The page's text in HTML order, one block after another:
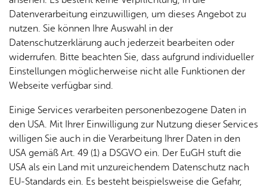
Cookie-Hinweis
Zum Laden dieser Karte wird eine Verbindung zu externen
Servern hergestellt. Diese verwenden Cookies und andere
Tracking-Technologien, um die Bedienung zu
personalisieren und zu verbessern. Weitere Informationen
finden Sie in unsererDatenschutzerklärung
Cookies akzeptieren und Karte laden
Datenverarbeitung einzuwilligen, um dieses Angebot zu
nutzen. Sie können Ihre Auswahl in der
Datenschutzerklärung auch jederzeit bearbeiten oder
widerrufen. Bitte beachten Sie, dass aufgrund individueller
Einstellungen möglicherweise nicht alle Funktionen der
Webseite verfügbar sind.
Einige Services verarbeiten personenbezogene Daten in
den USA. Mit Ihrer Einwilligung zur Nutzung dieser Services
willigen Sie auch in die Verarbeitung Ihrer Daten in den
USA gemäß Art. 49 (1) a DSGVO ein. Der EuGH stuft die
USA als ein Land mit unzureichendem Datenschutz nach
EU-Standards ein. Es besteht beispielsweise die Gefahr,